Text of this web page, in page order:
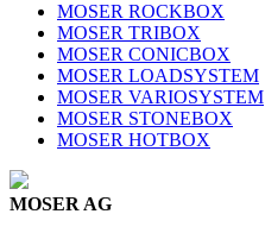
MOSER ROCKBOX
MOSER TRIBOX
MOSER CONICBOX
MOSER LOADSYSTEM
MOSER VARIOSYSTEM
MOSER STONEBOX
MOSER HOTBOX
MOSER AG